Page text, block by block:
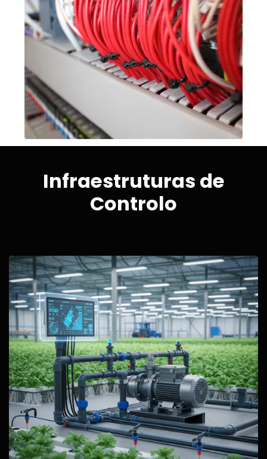
Infraestruturas de
Controlo